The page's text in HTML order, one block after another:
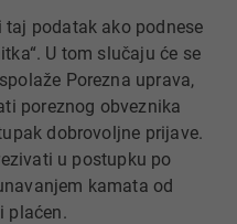
podatak ako podnese
U tom slučaju će se
Porezna uprava,
poreznog obveznika
dobrovoljne prijave.
u postupku po
kamata od
plaćen.